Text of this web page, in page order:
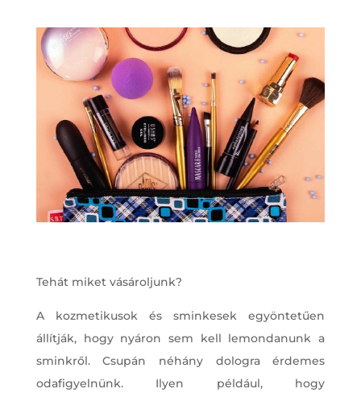
Tehát miket vásároljunk?
A kozmetikusok és sminkesek egyöntetűen
állítják, hogy nyáron sem kell lemondanunk a
sminkről. Csupán néhány dologra érdemes
odafigyelnünk. Ilyen például, hogy